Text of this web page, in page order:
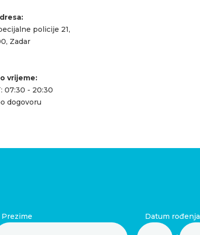
policije 21,
Zadar
vrijeme:
07:30 - 20:30
dogovoru
Prezime Datum rođenja